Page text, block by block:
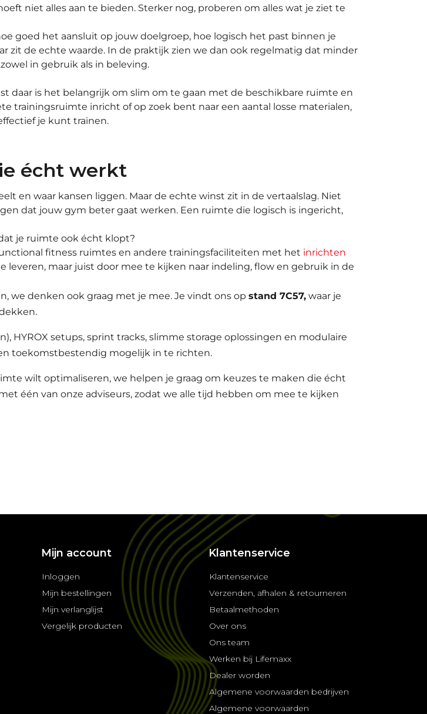
niet alles aan te bieden. Sterker nog, proberen om alles wat je ziet te
goed het aansluit op jouw doelgroep, hoe logisch het past binnen je
zit de echte waarde. In de praktijk zien we dan ook regelmatig dat minder
in gebruik als in beleving.
daar is het belangrijk om slim om te gaan met de beschikbare ruimte en
trainingsruimte inricht of op zoek bent naar een aantal losse materialen,
je kunt trainen.
écht werkt
en waar kansen liggen. Maar de echte winst zit in de vertaalslag. Niet
dat jouw gym beter gaat werken. Een ruimte die logisch is ingericht,
je ruimte ook écht klopt?
fitness ruimtes en andere trainingsfaciliteiten met het inrichten
leveren, maar juist door mee te kijken naar indeling, flow en gebruik in de
we denken ook graag met je mee. Je vindt ons op stand 7C57, waar je
HYROX setups, sprint tracks, slimme storage oplossingen en modulaire
toekomstbestendig mogelijk in te richten.
wilt optimaliseren, we helpen je graag om keuzes te maken die écht
één van onze adviseurs, zodat we alle tijd hebben om mee te kijken
Mijn account
Inloggen
Mijn bestellingen
Mijn verlanglijst
Vergelijk producten
Klantenservice
Klantenservice
Verzenden, afhalen & retourneren
Betaalmethoden
Over ons
Ons team
Werken bij Lifemaxx
Dealer worden
Algemene voorwaarden bedrijven
Algemene voorwaarden